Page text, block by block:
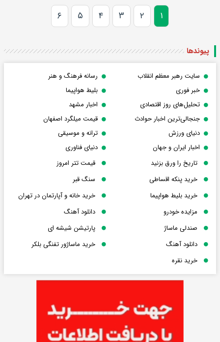
۱ ۲ ۳ ۴ ۵ ۶
پیوندها
سایت رهبر معظم انقلاب
رسانه فرهنگ و هنر
خبر فوری
بلیط هواپیما
تحلیل‌های روز اقتصادی
اخبار مشهد
جنجالی‌ترین اخبار حوادث
قیمت میلگرد اصفهان
دنیای ورزش
ترانه و موسیقی
اخبار ایران و جهان
دنیای فناوری
تاریخ را ورق بزنید
قیمت تتر امروز
خرید پنکه اقساطی
سنگ قبر
خرید بلیط هواپیما
خرید خانه و آپارتمان در تهران
مزایده خودرو
دانلود آهنگ
صندلی ماساژ
پارتیشن شیشه ای
دانلود آهنگ
خرید ماساژور تفنگی بلکر
خرید نقره